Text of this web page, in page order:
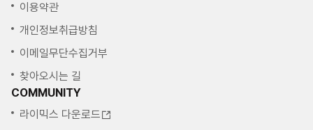
이용약관
개인정보취급방침
이메일무단수집거부
찾아오시는 길
COMMUNITY
라이믹스 다운로드